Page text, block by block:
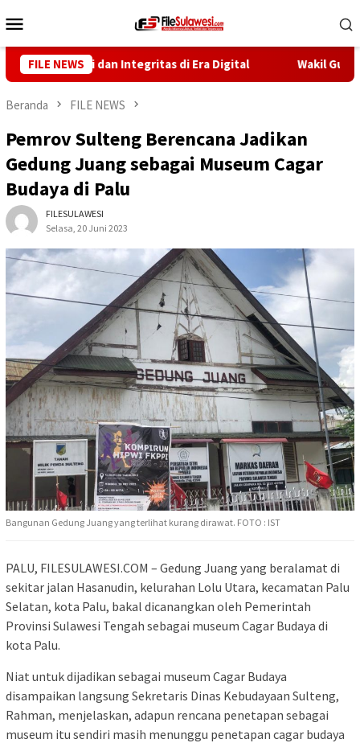
ke
Mobile
FILE NEWSdan Integritas di Era Digital Wakil Gubernur
Beranda FILE NEWS
Pemrov Sulteng Berencana Jadikan
Gedung Juang sebagai Museum Cagar
Budaya di Palu
FILESULAWESI
Selasa, 20 Juni 2023
Bangunan Gedung Juang yang terlihat kurang dirawat. FOTO : IST
PALU, FILESULAWESI.COM – Gedung Juang yang beralamat di
sekitar jalan Hasanudin, kelurahan Lolu Utara, kecamatan Palu
Selatan, kota Palu, bakal dicanangkan oleh Pemerintah
Provinsi Sulawesi Tengah sebagai museum Cagar Budaya di
kota Palu.
Niat untuk dijadikan sebagai museum Cagar Budaya
disampaikan langsung Sekretaris Dinas Kebudayaan Sulteng,
Rahman, menjelaskan, adapun rencana penetapan sebagai
museum itu sendiri masih menunggu penetapan cagar budaya